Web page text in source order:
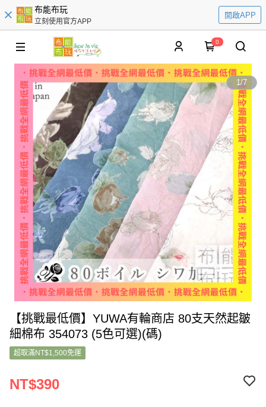
布能布玩
立刻使用官方APP
開啟APP
0
1/7
【挑戰最低價】YUWA有輪商店 80支天然起皺
細棉布 354073 (5色可選)(碼)
超取滿NT$1,500免運
NT$390